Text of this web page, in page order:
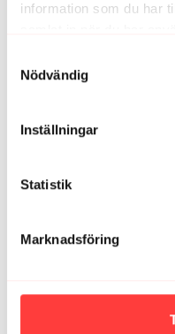
information som du har
Nödvändig
Inställningar
Statistik
Marknadsföring